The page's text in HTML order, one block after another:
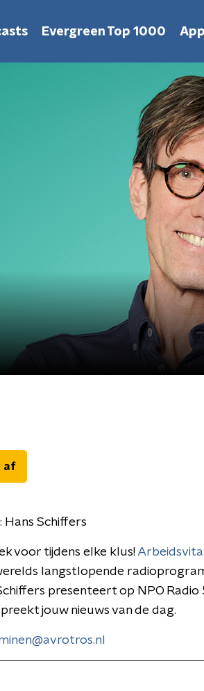
Evergreen Top 1000 App
af
Hans Schiffers
voor tijdens elke klus!
langstlopende
presenteert op NPO Radio
jouw nieuws van de dag.